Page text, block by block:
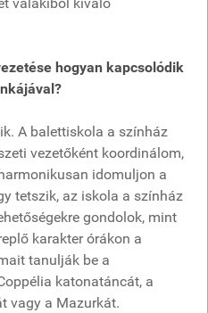
hogyan kapcsolódik
A balettiskola a színház
vezetőként koordinálom,
idomuljon a
tetszik, az iskola a színház
gondolok, mint
karakter órákon a
tanulják be a
katonatáncát, a
vagy a Mazurkát.